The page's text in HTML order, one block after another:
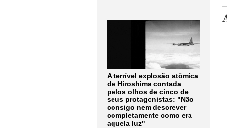
A terrível explosão atômica
de Hiroshima contada
pelos olhos de cinco de
seus protagonistas: "Não
consigo nem descrever
completamente como era
aquela luz"